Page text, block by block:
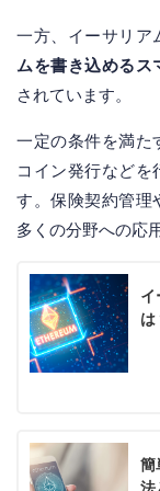
一方、イーサリア
ムを書き込めるス
されています。
一定の条件を満た
コイン発行などを
す。保険契約管理
多くの分野への応
イ
は
簡